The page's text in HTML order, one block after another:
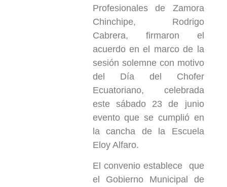
Profesionales de Zamora
Chinchipe, Rodrigo
Cabrera, firmaron el
acuerdo en el marco de la
sesión solemne con motivo
del Día del Chofer
Ecuatoriano, celebrada
este sábado 23 de junio
evento que se cumplió en
la cancha de la Escuela
Eloy Alfaro.
El convenio establece que
el Gobierno Municipal de